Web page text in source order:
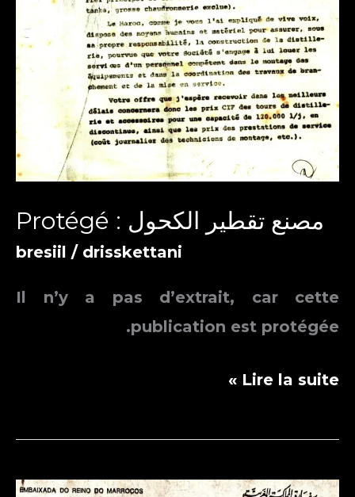
Protégé : مصنع تقطير الكحول
bresiil / drisskettani
Il n’y a pas d’extrait, car cette
publication est protégée.
Protégé :
تقطير
Lire la suite »